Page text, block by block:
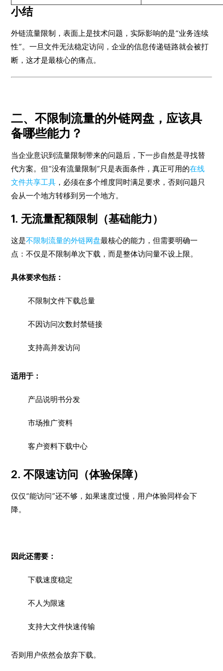
小结
外链流量限制，表面上是技术问题，实际影响的是“业务连续
性”。一旦文件无法稳定访问，企业的信息传递链路就会被打
断，这才是最核心的痛点。
二、不限制流量的外链网盘，应该具
备哪些能力？
当企业意识到流量限制带来的问题后，下一步自然是寻找替
代方案。但“没有流量限制”只是表面条件，真正可用的在线
文件共享工具 ，必须在多个维度同时满足要求，否则问题只
会从一个地方转移到另一个地方。
1. 无流量配额限制（基础能力）
这是不限制流量的外链网盘最核心的能力，但需要明确一
点：不仅是不限制单次下载，而是整体访问量不设上限。
具体要求包括：
不限制文件下载总量
不因访问次数封禁链接
支持高并发访问
适用于：
产品说明书分发
市场推广资料
客户资料下载中心
2. 不限速访问（体验保障）
仅仅“能访问”还不够，如果速度过慢，用户体验同样会下
降。
因此还需要：
下载速度稳定
不人为限速
支持大文件快速传输
否则用户依然会放弃下载。